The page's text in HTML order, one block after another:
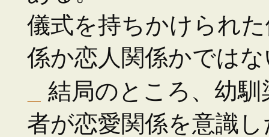
儀式を持ちかけられ
係か恋人関係かでは
結局のところ、幼
者が恋愛関係を意識